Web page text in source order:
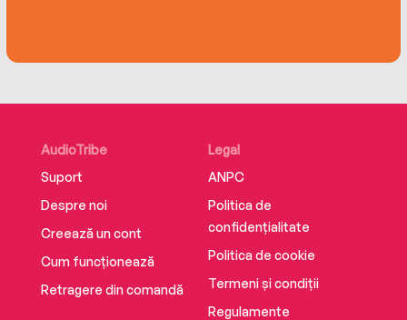
‘Another fantastic story from Kerry Barnes.’
‘Couldn’t put this book down.’
‘Gripping, a real page turner and terrific
storyline’
‘I couldn't put it down once I started and was
sad to come to the end’
‘Never in my life have I read such a great
fabulous series of books’
AudioTribe
Suport
Despre noi
Creează un cont
Cum funcționează
Retragere din comandă
Legal
ANPC
Politica de
confidențialitate
Politica de cookie
Termeni și condiții
Regulamente